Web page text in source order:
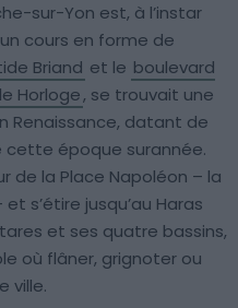
sur-Yon est, à l’instar
cours en forme de
Briand et le boulevard
Horloge, se trouvait une
Renaissance, datant de
cette époque surannée.
de la Place Napoléon – la
s’étire jusqu’au Haras
et ses quatre bassins,
où flâner, grignoter ou
ville.